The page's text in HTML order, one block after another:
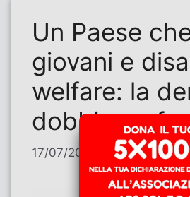
Un Paese
giovani e
welfare: la
dobbiamo
17/07/2026 diStefania De